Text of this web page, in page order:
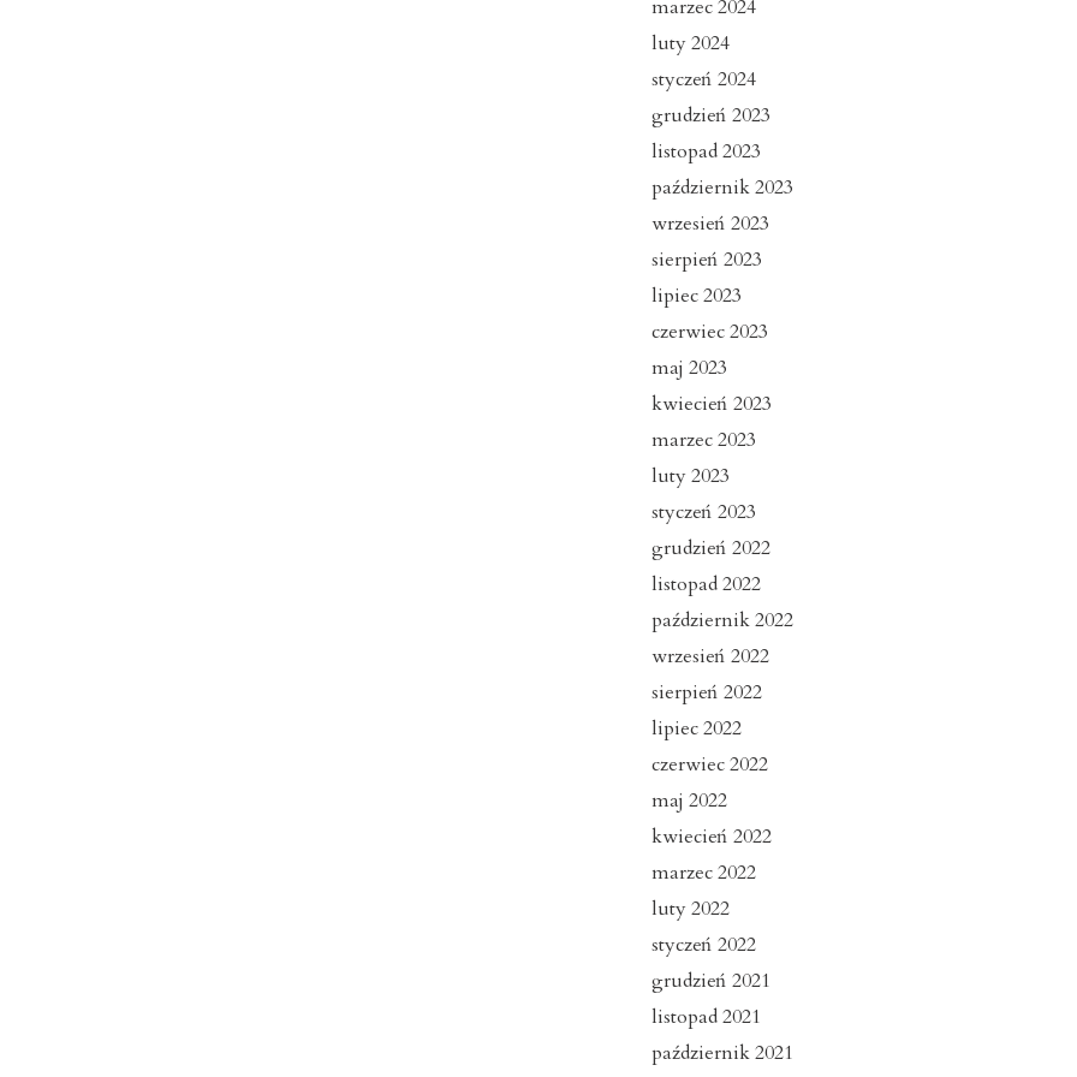
marzec 2024
luty 2024
styczeń 2024
grudzień 2023
listopad 2023
październik 2023
wrzesień 2023
sierpień 2023
lipiec 2023
czerwiec 2023
maj 2023
kwiecień 2023
marzec 2023
luty 2023
styczeń 2023
grudzień 2022
listopad 2022
październik 2022
wrzesień 2022
sierpień 2022
lipiec 2022
czerwiec 2022
maj 2022
kwiecień 2022
marzec 2022
luty 2022
styczeń 2022
grudzień 2021
listopad 2021
październik 2021